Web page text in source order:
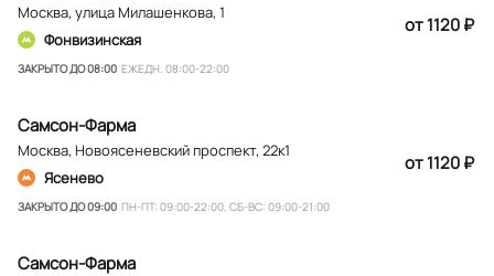
Москва, улица Милашенкова, 1
Фонвизинская
ЗАКРЫТО ДО 08:00 ЕЖЕДН. 08:00-22:00
от 1120 ₽
Самсон-Фарма
Москва, Новоясеневский проспект, 22к1
Ясенево
ЗАКРЫТО ДО 09:00 ПН-ПТ: 09:00-22:00, СБ-ВС: 09:00-21:00
от 1120 ₽
Самсон-Фарма